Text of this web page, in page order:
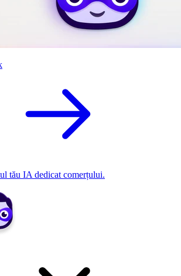
tău IA dedicat comerțului.